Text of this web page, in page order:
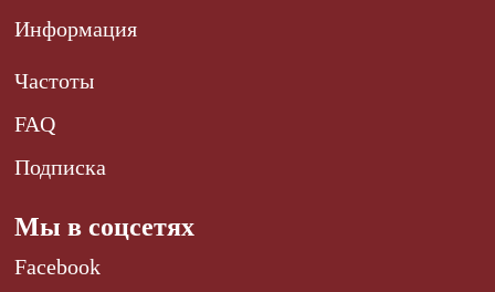
Информация
Частоты
FAQ
Подписка
Мы в соцсетях
Facebook